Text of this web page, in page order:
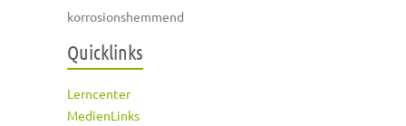
korrosionshemmend
Quicklinks
Lerncenter
MedienLinks